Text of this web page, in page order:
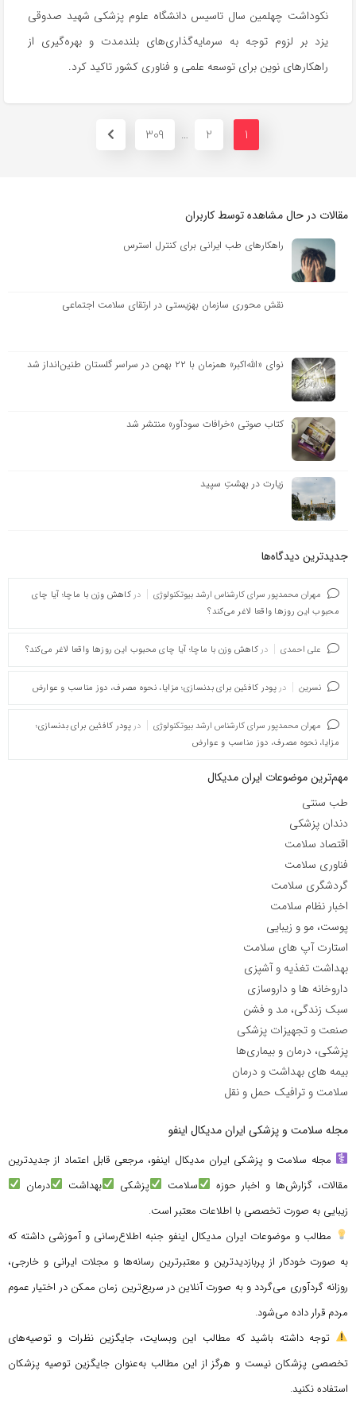
نکوداشت چهلمین سال تاسیس دانشگاه علوم پزشکی شهید صدوقی
یزد بر لزوم توجه به سرمایه‌گذاری‌های بلندمدت و بهره‌گیری از
راهکارهای نوین برای توسعه علمی و فناوری کشور تاکید کرد.
1
2
…
309
مقالات در حال مشاهده توسط کاربران
راهکارهای طب ایرانی برای کنترل استرس
نقش محوری سازمان بهزیستی در ارتقای سلامت اجتماعی
نوای «الله‌اکبر» همزمان با ۲۲ بهمن در سراسر گلستان طنین‌انداز شد
کتاب صوتی «خرافات سودآور» منتشر شد
زیارت در بهشتِ سپید
جدیدترین دیدگاه‌‌ها
مهران محمدپور سرای کارشناس ارشد بیوتکنولوژی در کاهش وزن با ماچا؛ آیا چای
محبوب این روزها واقعا لاغر می‌کند؟
علی احمدی در کاهش وزن با ماچا؛ آیا چای محبوب این روزها واقعا لاغر می‌کند؟
نسرین در پودر کافئین برای بدنسازی؛ مزایا، نحوه مصرف، دوز مناسب و عوارض
مهران محمدپور سرای کارشناس ارشد بیوتکنولوژی در پودر کافئین برای بدنسازی؛
مزایا، نحوه مصرف، دوز مناسب و عوارض
مهم‌ترین موضوعات ایران مدیکال
طب سنتی
دندان پزشکی
اقتصاد سلامت
فناوری سلامت
گردشگری سلامت
اخبار نظام سلامت
پوست، مو و زیبایی
استارت آپ های سلامت
بهداشت تغذیه و آشپزی
داروخانه ها و داروسازی
سبک زندگی، مد و فشن
صنعت و تجهیزات پزشکی
پزشکی، درمان و بیماری‌ها
بیمه های بهداشت و درمان
سلامت و ترافیک حمل و نقل
مجله سلامت و پزشکی ایران مدیکال اینفو
مجله سلامت و پزشکی ایران مدیکال اینفو، مرجعی قابل اعتماد از جدیدترین
مقالات، گزارش‌ها و اخبار حوزه
سلامت پزشکی بهداشت
درمان
زیبایی به صورت تخصصی با اطلاعات معتبر است.
مطالب و موضوعات ایران مدیکال اینفو جنبه اطلاع‌رسانی و آموزشی داشته که
به صورت خودکار از پربازدیدترین و معتبرترین رسانه‌ها و مجلات ایرانی و خارجی،
روزانه گردآوری می‌گردد و به صورت آنلاین در سریع‌ترین زمان ممکن در اختیار عموم
مردم قرار داده می‌شود.
توجه داشته باشید که مطالب این وبسایت، جایگزین نظرات و توصیه‌های
تخصصی پزشکان نیست و هرگز از این مطالب به‌عنوان جایگزین توصیه پزشکان
استفاده نکنید.